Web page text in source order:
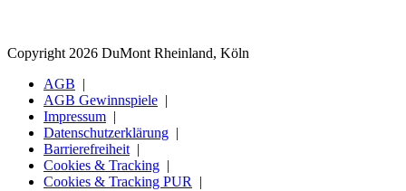
Copyright 2026 DuMont Rheinland, Köln
AGB
AGB Gewinnspiele
Impressum
Datenschutzerklärung
Barrierefreiheit
Cookies & Tracking
Cookies & Tracking PUR